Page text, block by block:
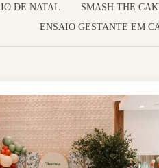
DE NATAL
SMASH THE
ENSAIO GESTANTE EM